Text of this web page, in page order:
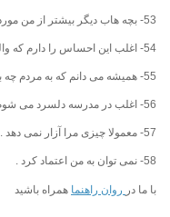
53- بچه هاب دیگر بیشتر از من مورد علاقه دیگران هستند .
54- اغلب این احساس را دارم که والدینم مرا تحت فشار قرار می دهند .
55- همیشه می دانم که به مردم چه بگویم .
56- اغلب در مدرسه دلسرد می شوم .
57- معمولا چیزی مرا آزار نمی دهد .
58- نمی توان به من اعتماد کرد .
با ما در روان راهنما همراه باشید